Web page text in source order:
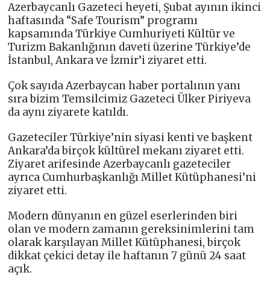
Azerbaycanlı Gazeteci heyeti, Şubat ayının ikinci
haftasında “Safe Tourism” programı
kapsamında Türkiye Cumhuriyeti Kültür ve
Turizm Bakanlığının daveti üzerine Türkiye’de
İstanbul, Ankara ve İzmir’i ziyaret etti.
Çok sayıda Azerbaycan haber portalının yanı
sıra bizim Temsilcimiz Gazeteci Ülker Piriyeva
da aynı ziyarete katıldı.
Gazeteciler Türkiye’nin siyasi kenti ve başkent
Ankara’da birçok kültürel mekanı ziyaret etti.
Ziyaret arifesinde Azerbaycanlı gazeteciler
ayrıca Cumhurbaşkanlığı Millet Kütüphanesi’ni
ziyaret etti.
Modern dünyanın en güzel eserlerinden biri
olan ve modern zamanın gereksinimlerini tam
olarak karşılayan Millet Kütüphanesi, birçok
dikkat çekici detay ile haftanın 7 günü 24 saat
açık.